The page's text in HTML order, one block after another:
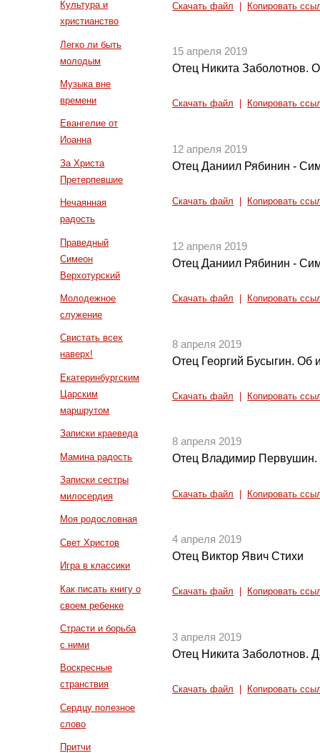
Культура и
христианство
Легко ли быть
молодым
Музыка вне
времени
Евангелие от
Иоанна
За Христа
Претерпевшие
Нечаянная
радость
Праведный
Симеон
Верхотурский
Молодежное
служение
Свистать всех
наверх!
Екатеринбургским
Царским
маршрутом
Записки краеведа
Мамина радость
Записки сестры
милосердия
Моя родословная
Свет Христов
Игра в классики
Как писать книгу о
своем ребенке
Страсти и борьба
с ними
Воскресные
странствия
Сердцу полезное
слово
Притчи
Скачать файл Копировать
15 апреля 2019
Отец Никита Заболотнов.
Скачать файл Копировать
12 апреля 2019
Отец Даниил Рябинин -
Скачать файл Копировать
12 апреля 2019
Отец Даниил Рябинин -
Скачать файл Копировать
8 апреля 2019
Отец Георгий Бусыгин.
Скачать файл Копировать
8 апреля 2019
Отец Владимир Первушин.
Скачать файл Копировать
4 апреля 2019
Отец Виктор Явич Стихи
Скачать файл Копировать
3 апреля 2019
Отец Никита Заболотнов.
Скачать файл Копировать